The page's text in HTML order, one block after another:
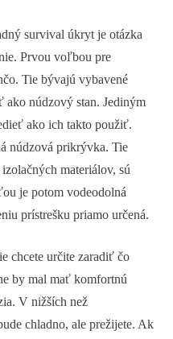
survival úkryt je otázka
Prvou voľbou pre
Tie bývajú vybavené
ako núdzový stan. Jediným
ako ich takto použiť.
núdzová prikrývka. Tie
materiálov, sú
je potom vodeodolná
prístrešku priamo určená.
chcete určite zaradiť čo
by mal mať komfortnú
V nižších než
chladno, ale prežijete. Ak